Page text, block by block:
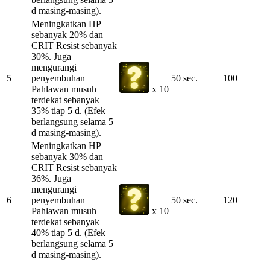
d masing-masing).
5
Meningkatkan HP
sebanyak 20% dan
CRIT Resist sebanyak
30%. Juga
mengurangi
penyembuhan
Pahlawan musuh
terdekat sebanyak
35% tiap 5 d. (Efek
berlangsung selama 5
d masing-masing).
x 10
50 sec. 100
6
Meningkatkan HP
sebanyak 30% dan
CRIT Resist sebanyak
36%. Juga
mengurangi
penyembuhan
Pahlawan musuh
terdekat sebanyak
40% tiap 5 d. (Efek
berlangsung selama 5
d masing-masing).
x 10
50 sec. 120